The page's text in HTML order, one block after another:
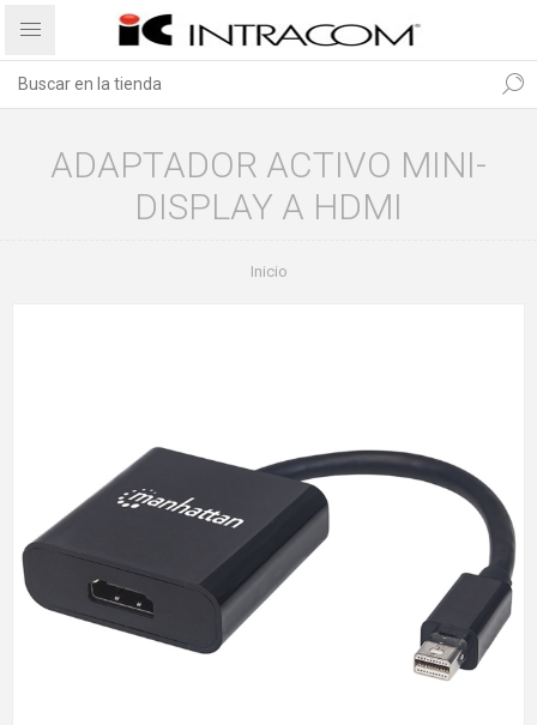
ADAPTADOR ACTIVO MINI-
DISPLAY A HDMI
Inicio